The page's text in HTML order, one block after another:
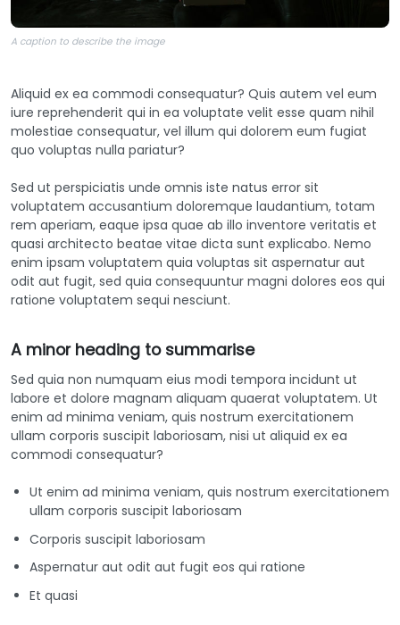
A caption to describe the image
Aliquid ex ea commodi consequatur? Quis autem vel eum
iure reprehenderit qui in ea voluptate velit esse quam nihil
molestiae consequatur, vel illum qui dolorem eum fugiat
quo voluptas nulla pariatur?
Sed ut perspiciatis unde omnis iste natus error sit
voluptatem accusantium doloremque laudantium, totam
rem aperiam, eaque ipsa quae ab illo inventore veritatis et
quasi architecto beatae vitae dicta sunt explicabo. Nemo
enim ipsam voluptatem quia voluptas sit aspernatur aut
odit aut fugit, sed quia consequuntur magni dolores eos qui
ratione voluptatem sequi nesciunt.
A minor heading to summarise
Sed quia non numquam eius modi tempora incidunt ut
labore et dolore magnam aliquam quaerat voluptatem. Ut
enim ad minima veniam, quis nostrum exercitationem
ullam corporis suscipit laboriosam, nisi ut aliquid ex ea
commodi consequatur?
Ut enim ad minima veniam, quis nostrum exercitationem
ullam corporis suscipit laboriosam
Corporis suscipit laboriosam
Aspernatur aut odit aut fugit eos qui ratione
Et quasi